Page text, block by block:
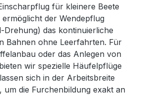
für kleinere Beete
der Wendepflug
Drehung) das kontinuierliche
Bahnen ohne Leerfahrten. Für
oder das Anlegen von
wir spezielle Häufelpflüge
sich in der Arbeitsbreite
um die Furchenbildung exakt an